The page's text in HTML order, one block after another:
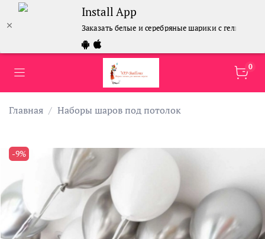
Install App
Заказать белые и серебряные шарики с гелием
0
Главная Наборы шаров под потолок
-9%